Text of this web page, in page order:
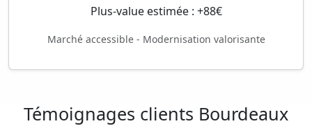
Plus-value estimée : +88€
Marché accessible - Modernisation valorisante
Témoignages clients Bourdeaux